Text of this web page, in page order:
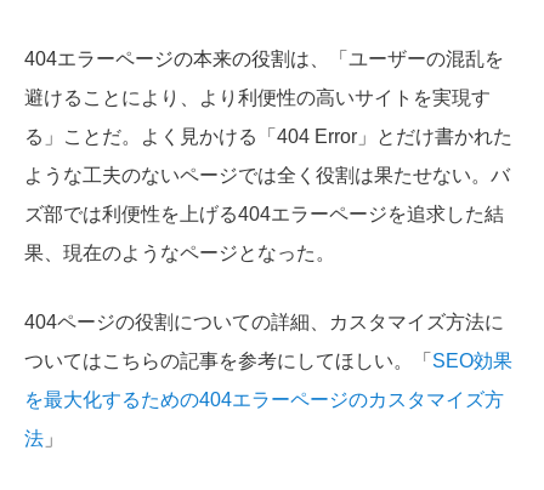
404エラーページの本来の役割は、
「ユーザーの混乱を
避けることにより、より利便性の高いサイトを実現す
る」ことだ。よく見かける「404 Error」とだけ書かれた
ような工夫のないページでは全く役割は果たせない。バ
ズ部では利便性を上げる404エラーページを追求した結
果、現在のようなページとなった。
404ページの役割についての詳細、カスタマイズ方法に
ついてはこちらの記事を参考にしてほしい。「 SEO効果
を最大化するための404エラーページのカスタマイズ方
法 」